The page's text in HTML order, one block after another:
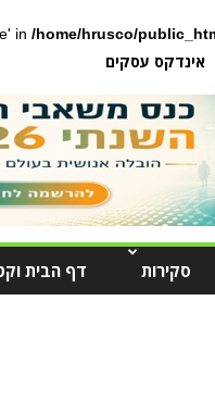
in /home/hrusco/
אינדקס עסקים
סקירות דף הבית